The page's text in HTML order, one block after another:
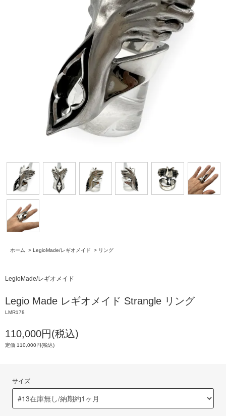
ホーム > LegioMade/レギオメイド > リング
LegioMade/レギオメイド
Legio Made レギオメイド Strangle リング
LMR178
110,000円(税込)
定価 110,000円(税込)
サイズ